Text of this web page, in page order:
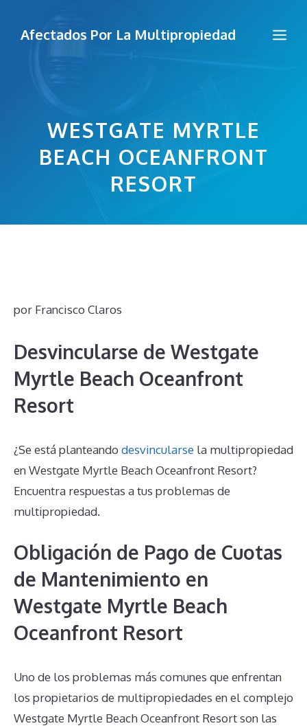
Afectados Por La Multipropiedad
WESTGATE MYRTLE
BEACH OCEANFRONT
RESORT
por Francisco Claros
Desvincularse de Westgate
Myrtle Beach Oceanfront
Resort
¿Se está planteando desvincularse la multipropiedad
en Westgate Myrtle Beach Oceanfront Resort?
Encuentra respuestas a tus problemas de
multipropiedad.
Obligación de Pago de Cuotas
de Mantenimiento en
Westgate Myrtle Beach
Oceanfront Resort
Uno de los problemas más comunes que enfrentan
los propietarios de multipropiedades en el complejo
Westgate Myrtle Beach Oceanfront Resort son las